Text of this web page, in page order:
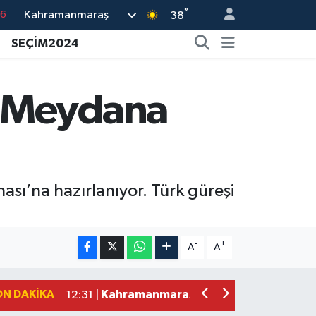
Kahramanmaraş 38°
SEÇİM2024
hazırlanıyor. Türk güreşi
A- A+
DAKIKA
15:10 |Kahramanmaraş'ta Korku Dolu
12:48 |Müge Anlı'da gündeme gelen Palu
12:31 |
Kahramanmaraş'taki Okul Saldırısı
Kahramanmaraş Ağustos Fuarı'nda